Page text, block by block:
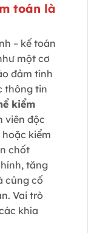
toán là
– kế toán
một cơ
đảm tính
thông tin
kiểm
viên độc
kiểm
chốt
tăng
củng cố
Vai trò
khía